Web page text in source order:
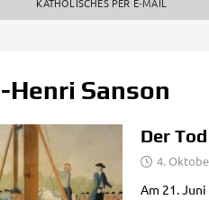
Henri Sanson
Der
4.
Am 21.